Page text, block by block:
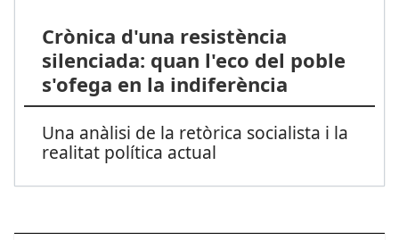
Crònica d'una resistència
silenciada: quan l'eco del poble
s'ofega en la indiferència
Una anàlisi de la retòrica socialista i la
realitat política actual